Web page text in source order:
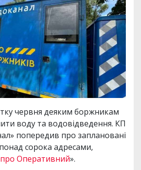
червня деяким боржникам
воду та водовідведення. КП
попередив про заплановані
сорока адресами,
Оперативний».